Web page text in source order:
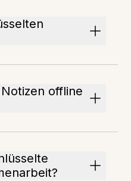
offline